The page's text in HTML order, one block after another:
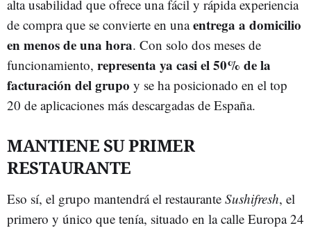
alta usabilidad que ofrece una fácil y rápida experiencia
de compra que se convierte en unaentrega a domicilio
en menos de una hora. Con solo dos meses de
funcionamiento, representa ya casi el 50% de la
facturación del grupo y se ha posicionado en el top
20 de aplicaciones más descargadas de España.
MANTIENE SU PRIMER
RESTAURANTE
Eso sí, el grupo mantendrá el restaurante Sushifresh, el
primero y único que tenía, situado en la calle Europa 24